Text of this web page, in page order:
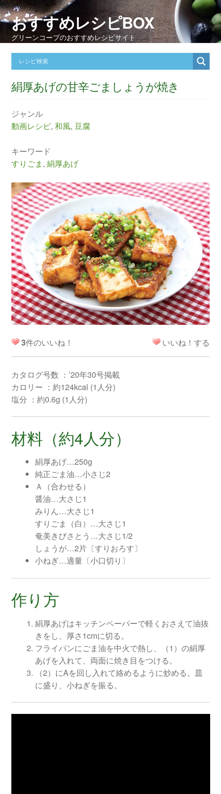
おすすめレシピBOX
グリーンコープのおすすめレシピサイト
絹厚あげの甘辛ごましょうが焼き
ジャンル
動画レシピ, 和風, 豆腐
キーワード
すりごま , 絹厚あげ
3件のいいね！ いいね！する
カタログ号数 ：’20年30号掲載
カロリー ：約124kcal (1人分)
塩分 ：約0.6g (1人分)
材料（約4人分）
絹厚あげ…250g
純正ごま油…小さじ2
Ａ（合わせる）
醤油…大さじ1
みりん…大さじ1
すりごま（白）…大さじ1
奄美きびさとう…大さじ1/2
しょうが…2片〔すりおろす〕
小ねぎ…適量〔小口切り〕
作り方
絹厚あげはキッチンペーパーで軽くおさえて油抜
きをし、厚さ1cmに切る。
フライパンにごま油を中火で熱し、（1）の絹厚
あげを入れて、両面に焼き目をつける。
（2）にAを回し入れて絡めるように炒める。皿
に盛り、小ねぎを振る。